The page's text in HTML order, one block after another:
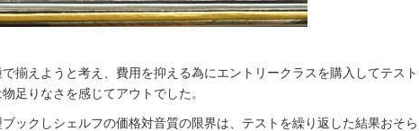
揃えようと考え、費用を抑える為にエントリークラスを購入してテスト
足りなさを感じてアウトでした。
ックしシェルフの価格対音質の限界は、テストを繰り返した結果おそら